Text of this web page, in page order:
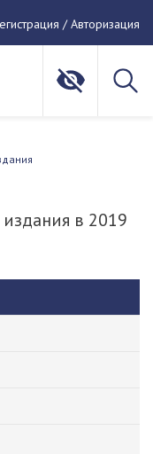
/ Авторизация
в 2019